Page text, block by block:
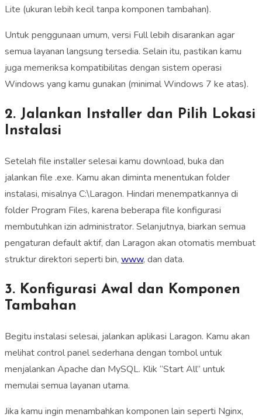
Lite (ukuran lebih kecil tanpa komponen tambahan).
Untuk penggunaan umum, versi Full lebih disarankan agar
semua layanan langsung tersedia. Selain itu, pastikan kamu
juga memeriksa kompatibilitas dengan sistem operasi
Windows yang kamu gunakan (minimal Windows 7 ke atas).
2. Jalankan Installer dan Pilih Lokasi
Instalasi
Setelah file installer selesai kamu download, buka dan
jalankan file .exe. Kamu akan diminta menentukan folder
instalasi, misalnya C:\Laragon. Hindari menempatkannya di
folder Program Files, karena beberapa file konfigurasi
membutuhkan izin administrator. Selanjutnya, biarkan semua
pengaturan default aktif, dan Laragon akan otomatis membuat
struktur direktori seperti bin, www, dan data.
3. Konfigurasi Awal dan Komponen
Tambahan
Begitu instalasi selesai, jalankan aplikasi Laragon. Kamu akan
melihat control panel sederhana dengan tombol untuk
menjalankan Apache dan MySQL. Klik “Start All” untuk
memulai semua layanan utama.
Jika kamu ingin menambahkan komponen lain seperti Nginx,